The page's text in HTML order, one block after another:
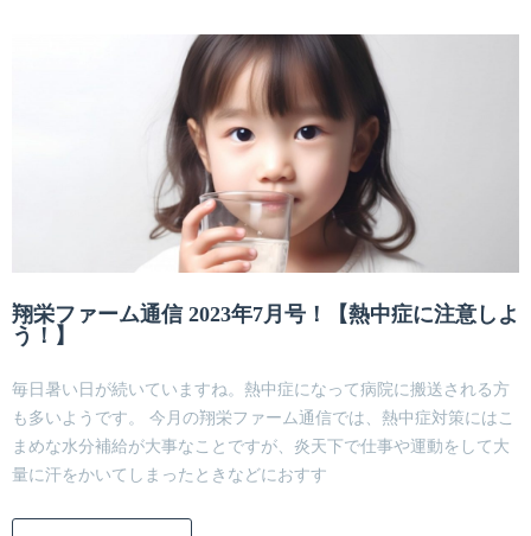
翔栄ファーム通信 2023年7月号！【熱中症に注意しよ
う！】
毎日暑い日が続いていますね。熱中症になって病院に搬送される方
も多いようです。 今月の翔栄ファーム通信では、熱中症対策にはこ
まめな水分補給が大事なことですが、炎天下で仕事や運動をして大
量に汗をかいてしまったときなどにおすす